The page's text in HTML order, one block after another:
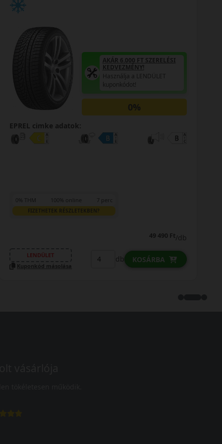
AKÁR 6.000 FT SZERELÉSI
KEDVEZMÉNY!
Használja a LENDÜLET
kuponkódot!
0%
EPREL cimke adatok:
0% THM 100% online 7 perc
FIZETHETEK RÉSZLETEKBEN?
67 690 Ft/db
LENDÜLET
Kuponkód másolása
KOSÁRBA